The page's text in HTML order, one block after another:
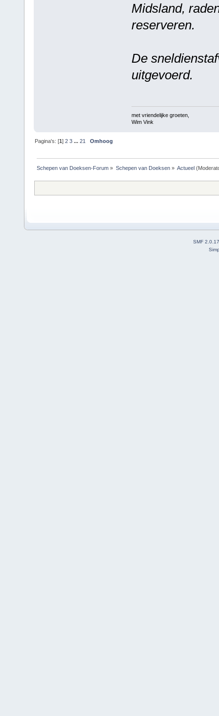
Midsland,
reserveren.
De
uitgevoerd.
met vriendelijke groeten,
Wim Vink
Pagina's: [1]2 3 ...21 Omhoog
Schepen van Doeksen-Forum » Schepen van Doeksen» Actueel
SMF 2.0.17